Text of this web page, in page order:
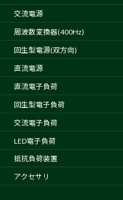
交流電源
周波数変換器(400Hz)
回生型電源(双方向)
直流電源
直流電子負荷
回生型電子負荷
交流電子負荷
LED電子負荷
抵抗負荷装置
アクセサリ